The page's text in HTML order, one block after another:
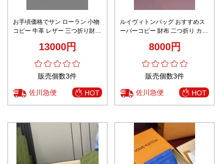
お手頃価格でサン ローラン 小物
コピー 牛革 レザー 三つ折り財布
13000円
販売個数3件
佐川急便 HOT
ルイヴィトンバッグ おすすめス
ーパーコピー 財布 二つ折り カー
8000円
販売個数3件
佐川急便 HOT